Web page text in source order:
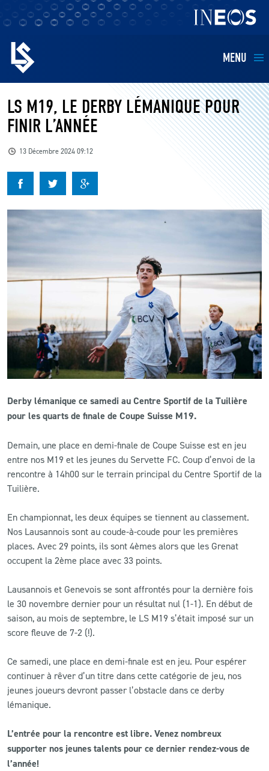
MENU
EQUIPES
BILLETTERIE
KIDS
BUSINESS
RESTAURATION
CONTACT
ACTUALITÉS
MATCH DES CELEBRITES
PRESSE ET MEDIAS
LS M19, LE DERBY LÉMANIQUE POUR
FINIR L’ANNÉE
13 Décembre 2024 09:12
Derby lémanique ce samedi au Centre Sportif de la Tuilière
pour les quarts de finale de Coupe Suisse M19.
Demain, une place en demi-finale de Coupe Suisse est en jeu
entre nos M19 et les jeunes du Servette FC. Coup d’envoi de la
rencontre à 14h00 sur le terrain principal du Centre Sportif de la
Tuilière.
En championnat, les deux équipes se tiennent au classement.
Nos Lausannois sont au coude-à-coude pour les premières
places. Avec 29 points, ils sont 4èmes alors que les Grenat
occupent la 2ème place avec 33 points.
Lausannois et Genevois se sont affrontés pour la dernière fois
le 30 novembre dernier pour un résultat nul (1-1). En début de
saison, au mois de septembre, le LS M19 s’était imposé sur un
score fleuve de 7-2 (!).
Ce samedi, une place en demi-finale est en jeu. Pour espérer
continuer à rêver d’un titre dans cette catégorie de jeu, nos
jeunes joueurs devront passer l’obstacle dans ce derby
lémanique.
L’entrée pour la rencontre est libre. Venez nombreux
supporter nos jeunes talents pour ce dernier rendez-vous de
l’année!